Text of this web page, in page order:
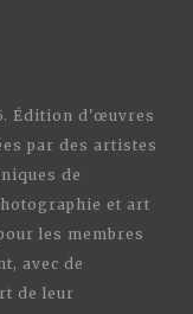
Édition d'œuvres
par des artistes
de
et art
les membres
avec de
de leur